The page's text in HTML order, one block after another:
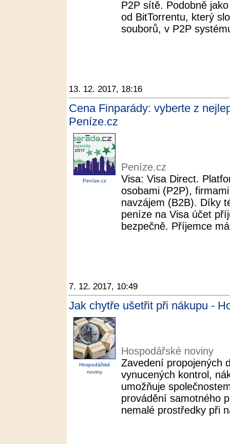
P2P sítě. Podobně
od BitTorrentu, který
souborů, v P2P
13. 12. 2017, 18:16
Cena Finparády: vyberte z
Peníze.cz
Peníze.cz
Peníze.cz
Visa: Visa Direct.
osobami (P2P),
navzájem (B2B). Díky
peníze na Visa účet
bezpečně. Příjemce
7. 12. 2017, 10:49
Jak chytře ušetřit při nákupu -
Hospodářské
noviny
Hospodářské noviny
Zavedení propojených
vynucených kontrol,
umožňuje
provádění samotného
nemalé prostředky při